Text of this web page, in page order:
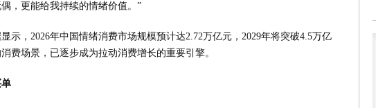
，更能给我持续的情绪价值。”
示，2026年中国情绪消费市场规模预计达2.72万亿元，2029年将突破4.5万亿
费场景，已逐步成为拉动消费增长的重要引擎。